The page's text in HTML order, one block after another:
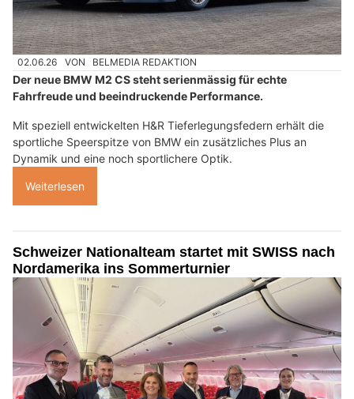
02.06.26 VON BELMEDIA REDAKTION
Der neue BMW M2 CS steht serienmässig für echte
Fahrfreude und beeindruckende Performance.
Mit speziell entwickelten H&R Tieferlegungsfedern erhält die
sportliche Speerspitze von BMW ein zusätzliches Plus an
Dynamik und eine noch sportlichere Optik.
Weiterlesen
Schweizer Nationalteam startet mit SWISS nach
Nordamerika ins Sommerturnier